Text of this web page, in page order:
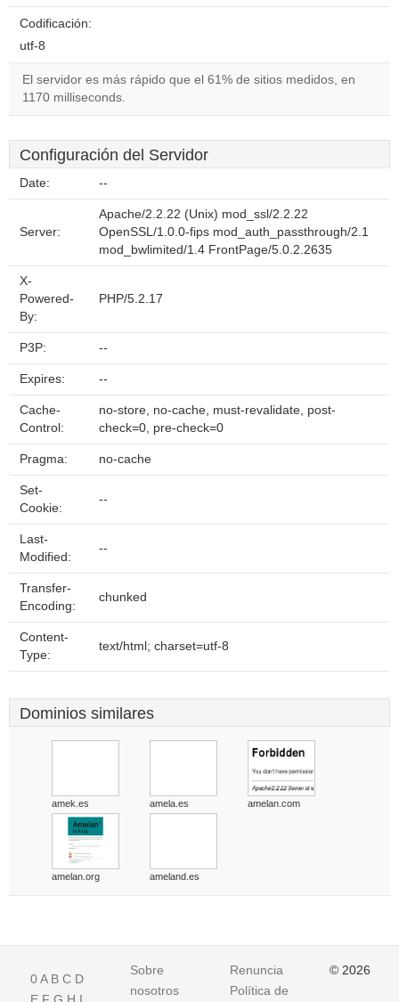
Codificación:
utf-8
El servidor es más rápido que el 61% de sitios medidos, en
1170 milliseconds.
Configuración del Servidor
Date: --
Server:
Apache/2.2.22 (Unix) mod_ssl/2.2.22
OpenSSL/1.0.0-fips mod_auth_passthrough/2.1
mod_bwlimited/1.4 FrontPage/5.0.2.2635
X-
Powered-
By:
PHP/5.2.17
P3P: --
Expires: --
Cache-
Control:
no-store, no-cache, must-revalidate, post-
check=0, pre-check=0
Pragma: no-cache
Set-
Cookie:
--
Last-
Modified:
--
Transfer-
Encoding:
chunked
Content-
Type:
text/html; charset=utf-8
Dominios similares
amek.es amela.es amelan.com
amelan.org ameland.es
0A B C D
Sobre
nosotros
Renuncia
Política de
© 2026